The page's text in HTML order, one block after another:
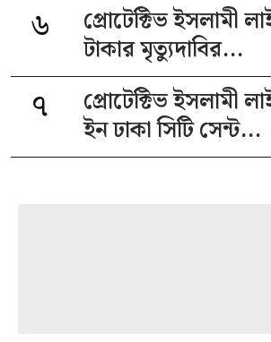
৬
প্রোটেক্টিভ ইসলামী
টাকার মৃত্যুদাবির...
৭
প্রোটেক্টিভ ইসলামী
ইন ঢাকা সিটি সেন্ট...